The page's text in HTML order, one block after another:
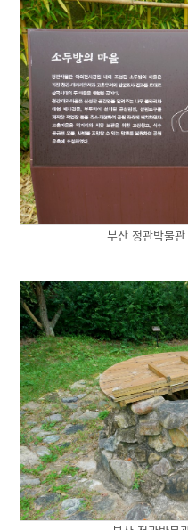
부산 정관박물